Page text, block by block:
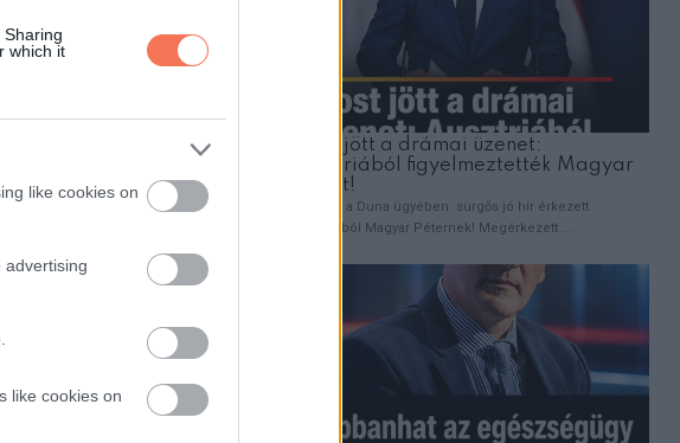
which it
like cookies on
advertising
like cookies on